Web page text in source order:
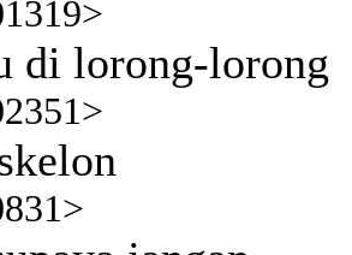
di lorong-lorong